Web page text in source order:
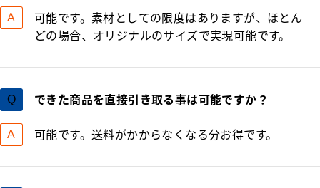
可能です。素材としての限度はありますが、ほとん
どの場合、オリジナルのサイズで実現可能です。
できた商品を直接引き取る事は可能ですか？
可能です。送料がかからなくなる分お得です。